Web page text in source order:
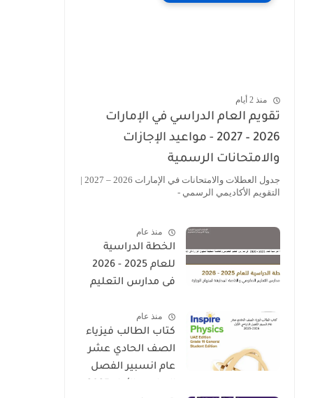
منذ 2 أيام
تقويم العام الدراسي في الإمارات
2026 – 2027 - مواعيد الإجازات
والامتحانات الرسمية
جدول العطلات والامتحانات في الإمارات 2026 – 2027 |
التقويم الأكاديمي الرسمي -
منذ عام
الخطة الدراسية
للعام 2025 - 2026
فى مدارس التعليم
المطبقة لمنهاج
الوزارة فى الامارات
منذ عام
كتاب الطالب فيزياء
الصف الحادي عشر
عام انسبير الفصل